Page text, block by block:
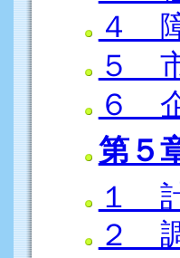
４
５
６
第５
１
２